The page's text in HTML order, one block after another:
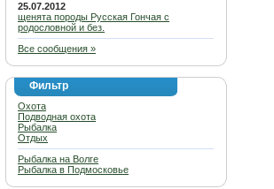
25.07.2012
щенята породы Русская Гончая с
родословной и без.
Все сообщения »
Фильтр
Охота
Подводная охота
Рыбалка
Отдых
Рыбалка на Волге
Рыбалка в Подмосковье